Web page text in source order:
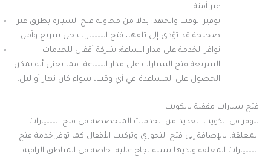
غير آمنة.
توفير الوقت والجهد: بدلا من محاولة فتح السيارة بطرق غير
صحيحة قد تؤدي إلى تلفها، فتح السيارات حل سريع وآمن.
توافر الخدمة على مدار الساعة: شركة أقفال للخدمات
السريعة فتح السيارات على مدار الساعة، مما يعني أنه يمكن
الحصول على المساعدة في أي وقت، سواء كان نهار أو ليل.
فتح سيارات مقفلة بالكويت
تتوفر في الكويت العديد من الخدمات المتخصصة في فتح السيارات
المغلقة، بالإضافة إلى فتح التجوري وتركيب الأقفال كما توفر خدمة فتح
السيارات المغلقة ولديها نسبة نجاح عالية، خاصة في المناطق الراقية